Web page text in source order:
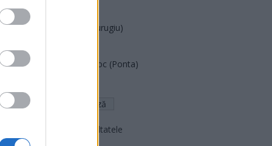
PNCR (Terheș)
Partidul Patrioților (Surugiu)
România pe Primul Loc (Ponta)
Arată rezultatele